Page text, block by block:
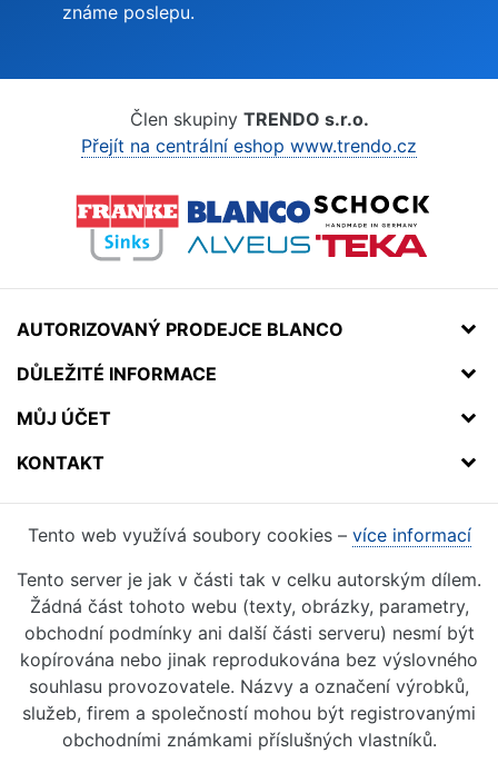
známe poslepu.
Člen skupiny TRENDO s.r.o.
Přejít na centrální eshop www.trendo.cz
AUTORIZOVANÝ PRODEJCE BLANCO
DŮLEŽITÉ INFORMACE
MŮJ ÚČET
KONTAKT
Tento web využívá soubory cookies – více informací
Tento server je jak v části tak v celku autorským dílem.
Žádná část tohoto webu (texty, obrázky, parametry,
obchodní podmínky ani další části serveru) nesmí být
kopírována nebo jinak reprodukována bez výslovného
souhlasu provozovatele. Názvy a označení výrobků,
služeb, firem a společností mohou být registrovanými
obchodními známkami příslušných vlastníků.